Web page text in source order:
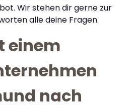
Wir stehen dir gerne zur
alle deine Fragen.
einem
nach